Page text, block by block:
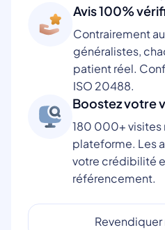
Avis 100%
Contrairement
généralistes,
patient réel.
ISO 20488.
Boostez votre
180 000+ visites
plateforme. Les
votre crédibilité
référencement.